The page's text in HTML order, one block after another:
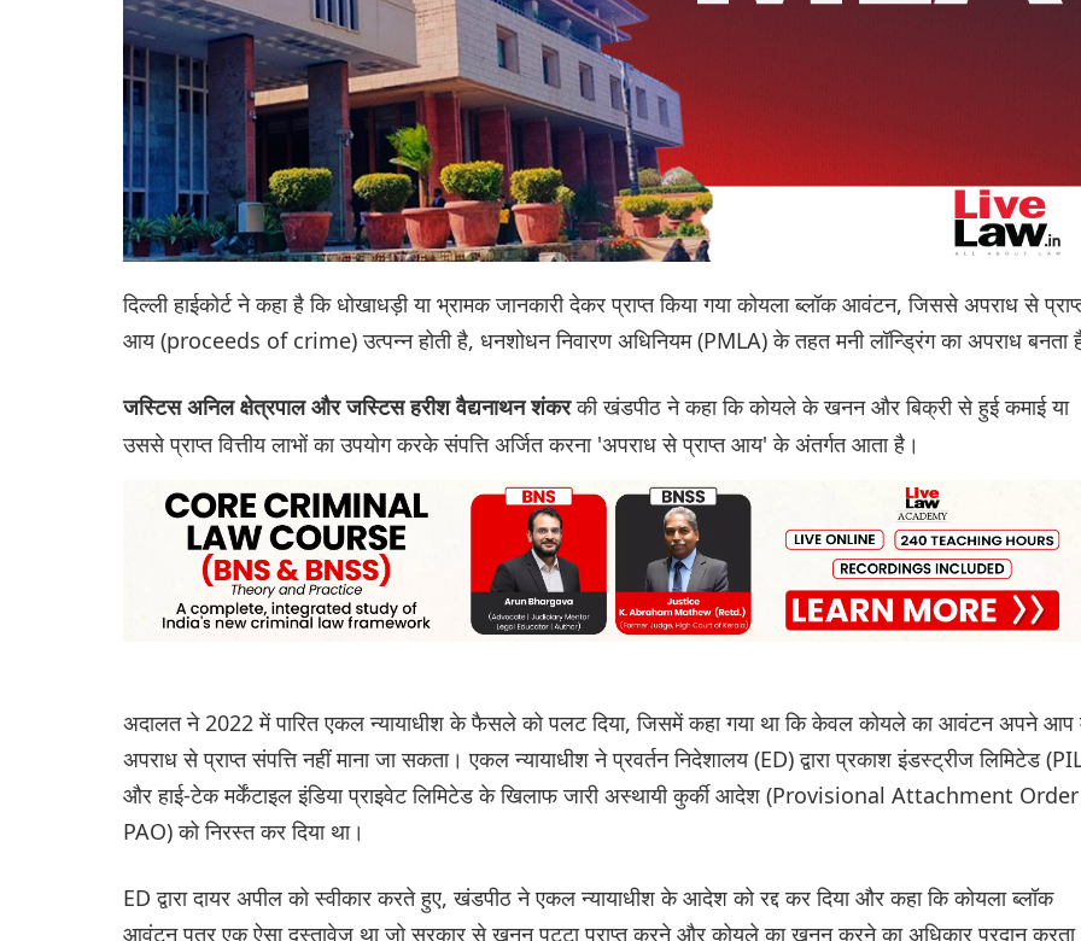
दिल्ली हाईकोर्ट ने कहा है कि धोखाधड़ी या भ्रामक जानकारी देकर प्राप्त किया गया कोयला ब्लॉक आवंटन, जिससे अपराध से
आय (proceeds of crime) उत्पन्न होती है, धनशोधन निवारण अधिनियम (PMLA) के तहत मनी लॉन्ड्रिंग का अपराध बनता
जस्टिस अनिल क्षेत्रपाल और जस्टिस हरीश वैद्यनाथन शंकरकी खंडपीठ ने कहा कि कोयले के खनन और बिक्री से हुई कमाई या
उससे प्राप्त वित्तीय लाभों का उपयोग करके संपत्ति अर्जित करना 'अपराध से प्राप्त आय' के अंतर्गत आता है।
अदालत ने 2022 में पारित एकल न्यायाधीश के फैसले को पलट दिया, जिसमें कहा गया था कि केवल कोयले का आवंटन अपने आप
अपराध से प्राप्त संपत्ति नहीं माना जा सकता। एकल न्यायाधीश ने प्रवर्तन निदेशालय (ED) द्वारा प्रकाश इंडस्ट्रीज लिमिटेड
और हाई-टेक मर्केंटाइल इंडिया प्राइवेट लिमिटेड के खिलाफ जारी अस्थायी कुर्की आदेश (Provisional Attachment
PAO) को निरस्त कर दिया था।
ED द्वारा दायर अपील को स्वीकार करते हुए, खंडपीठ ने एकल न्यायाधीश के आदेश को रद्द कर दिया और कहा कि कोयला ब्लॉक
आवंटन पत्र एक ऐसा दस्तावेज था जो सरकार से खनन पट्टा प्राप्त करने और कोयले का खनन करने का अधिकार प्रदान करता